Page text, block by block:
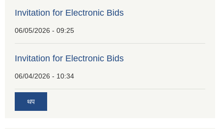
Invitation for Electronic Bids
06/05/2026 - 09:25
Invitation for Electronic Bids
06/04/2026 - 10:34
थप